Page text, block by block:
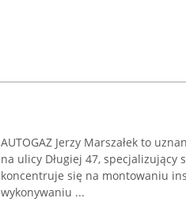
AUTOGAZ Jerzy Marszałek to
na ulicy Długiej 47, specjalizujący
koncentruje się na montowaniu
wykonywaniu ...